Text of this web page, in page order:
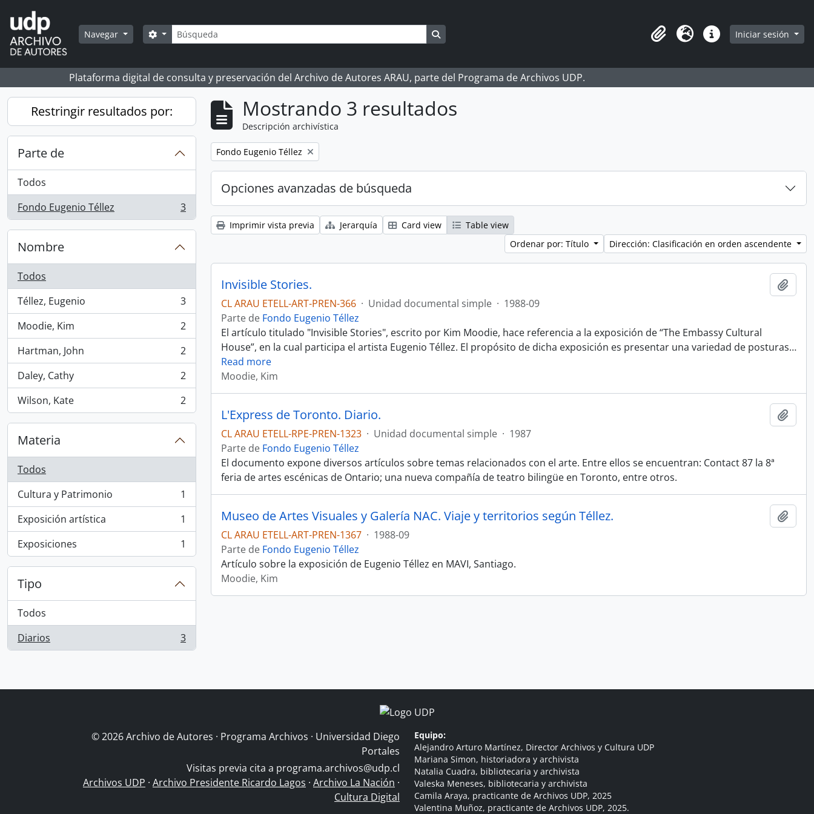
Skip to main content
Navegar Búsqueda
Search options
Portapapeles
Idioma Enlaces rápidos
Iniciar sesión
Plataforma digital de consulta y preservación del Archivo de Autores ARAU, parte del Programa de Archivos UDP.
Restringir resultados por:
Parte de
Todos
Fondo Eugenio Téllez
, 3 resultados 3
Nombre
Todos
Téllez, Eugenio
, 3 resultados
3
Moodie, Kim
, 2 resultados
2
Hartman, John
, 2 resultados
2
Daley, Cathy
, 2 resultados
2
Wilson, Kate
, 2 resultados 2
Materia
Todos
Cultura y Patrimonio
, 1 resultados
1
Exposición artística
, 1 resultados
1
Exposiciones
, 1 resultados 1
Tipo
Todos
Diarios
, 3 resultados 3
Mostrando 3 resultados
Descripción archivística
Remove filter:
Fondo Eugenio Téllez
Opciones avanzadas de búsqueda
Imprimir vista previa Jerarquía Card view
Table view
Ordenar por: Título
Dirección: Clasificación en orden ascendente
Invisible Stories.
CL ARAU ETELL-ART-PREN-366 · Unidad documental simple · 1988-09
Parte de Fondo Eugenio Téllez
El artículo titulado "Invisible Stories", escrito por Kim Moodie, hace referencia a la exposición de “The Embassy Cultural
House”, en la cual participa el artista Eugenio Téllez. El propósito de dicha exposición es presentar una variedad de posturas…
Read more
Moodie, Kim
L'Express de Toronto. Diario.
CL ARAU ETELL-RPE-PREN-1323 · Unidad documental simple · 1987
Parte de Fondo Eugenio Téllez
El documento expone diversos artículos sobre temas relacionados con el arte. Entre ellos se encuentran: Contact 87 la 8ª
feria de artes escénicas de Ontario; una nueva compañía de teatro bilingüe en Toronto, entre otros.
Museo de Artes Visuales y Galería NAC. Viaje y territorios según Téllez.
CL ARAU ETELL-ART-PREN-1367 · 1988-09
Parte de Fondo Eugenio Téllez
Artículo sobre la exposición de Eugenio Téllez en MAVI, Santiago.
Moodie, Kim
© 2026 Archivo de Autores · Programa Archivos · Universidad Diego
Portales
Visitas previa cita a programa.archivos@udp.cl
Archivos UDP · Archivo Presidente Ricardo Lagos · Archivo La Nación ·
Cultura Digital
Equipo:
Alejandro Arturo Martínez, Director Archivos y Cultura UDP
Mariana Simon, historiadora y archivista
Natalia Cuadra, bibliotecaria y archivista
Valeska Meneses, bibliotecaria y archivista
Camila Araya, practicante de Archivos UDP, 2025
Valentina Muñoz, practicante de Archivos UDP, 2025.